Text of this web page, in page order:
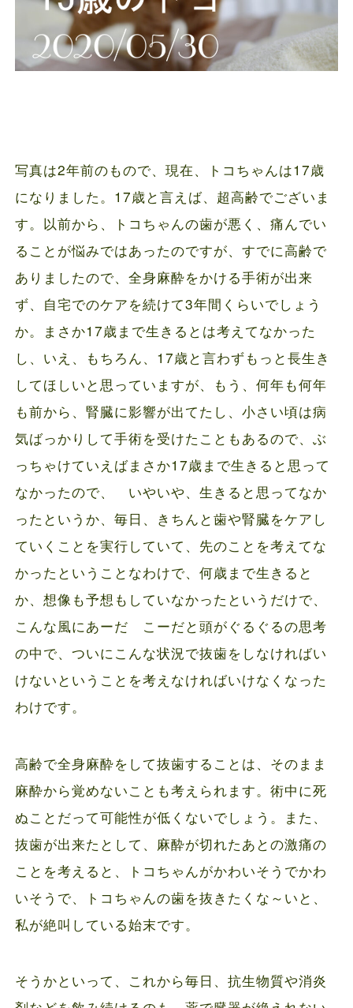
写真は2年前のもので、現在、トコちゃんは17歳
になりました。17歳と言えば、超高齢でございま
す。以前から、トコちゃんの歯が悪く、痛んでい
ることが悩みではあったのですが、すでに高齢で
ありましたので、全身麻酔をかける手術が出来
ず、自宅でのケアを続けて3年間くらいでしょう
か。まさか17歳まで生きるとは考えてなかった
し、いえ、もちろん、17歳と言わずもっと長生き
してほしいと思っていますが、もう、何年も何年
も前から、腎臓に影響が出てたし、小さい頃は病
気ばっかりして手術を受けたこともあるので、ぶ
っちゃけていえばまさか17歳まで生きると思って
なかったので、 いやいや、生きると思ってなか
ったというか、毎日、きちんと歯や腎臓をケアし
ていくことを実行していて、先のことを考えてな
かったということなわけで、何歳まで生きると
か、想像も予想もしていなかったというだけで、
こんな風にあーだ こーだと頭がぐるぐるの思考
の中で、ついにこんな状況で抜歯をしなければい
けないということを考えなければいけなくなった
わけです。
高齢で全身麻酔をして抜歯することは、そのまま
麻酔から覚めないことも考えられます。術中に死
ぬことだって可能性が低くないでしょう。また、
抜歯が出来たとして、麻酔が切れたあとの激痛の
ことを考えると、トコちゃんがかわいそうでかわ
いそうで、トコちゃんの歯を抜きたくな～いと、
私が絶叫している始末です。
そうかといって、これから毎日、抗生物質や消炎